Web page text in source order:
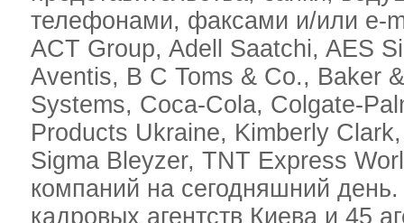
телефонами, факсами и/или e-
ACT Group, Adell Saatchi, AES
Aventis, B C Toms & Co., Baker
Systems, Coca-Cola, Colgate-
Products Ukraine, Kimberly
Sigma Bleyzer, TNT Express
компаний на сегодняшний
кадровых агентств Киева и 45